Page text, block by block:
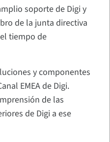
soporte de Digi y
de la junta directiva
tiempo de
y componentes
EMEA de Digi.
de las
de Digi a ese